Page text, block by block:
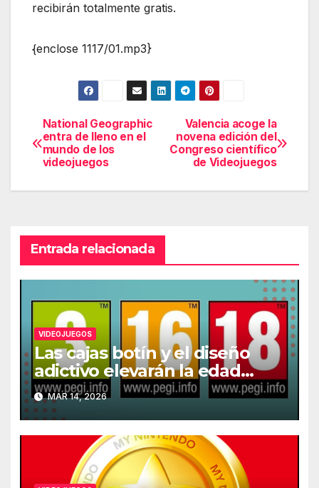
recibirán totalmente gratis.
{enclose 1117/01.mp3}
Navegación
de
entradas
Valencia acoge la
novena edición del
Congreso científico
de Videojuegos
National Geographic
entra de lleno en el
mundo de los
videojuegos
Entrada relacionada
VIDEOJUEGOS
Las cajas botín y el diseño
adictivo elevarán la edad
recomendada de los
videojuegos en Europa
MAR 14, 2026